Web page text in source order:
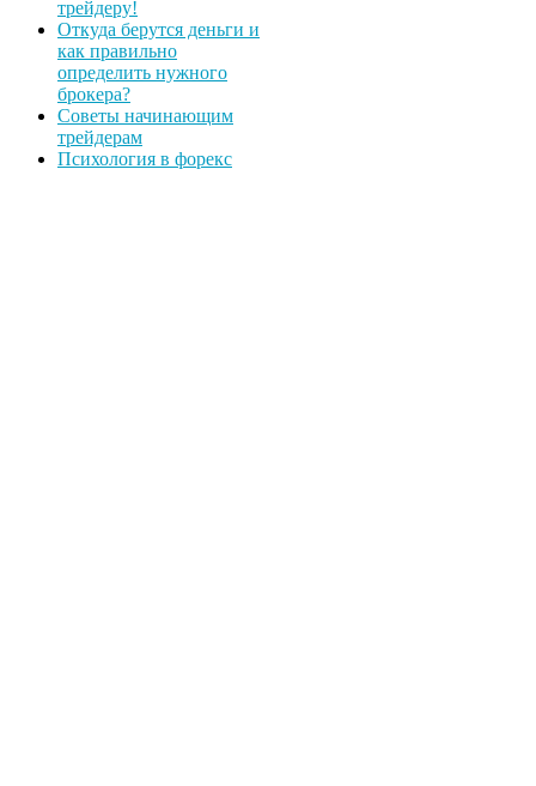
трейдеру!
Откуда берутся деньги и
как правильно
определить нужного
брокера?
Советы начинающим
трейдерам
Психология в форекс